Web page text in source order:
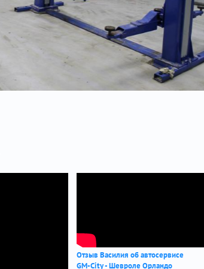
Отзыв Василия об автосервисе
GM-City - Шевроле Орландо